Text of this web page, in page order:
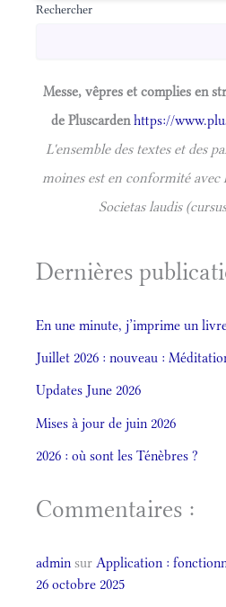
Rechercher
Messe, vêpres et complies en
de Pluscardenhttps://
L'ensemble des textes et des
moines est en conformité avec
Societas laudis
Dernières
En une minute, j’imprime un
Juillet 2026 : nouveau :
Updates June 2026
Mises à jour de juin 2026
2026 : où sont les Ténèbres ?
Commentaires :
admin sur Application :
26 octobre 2025